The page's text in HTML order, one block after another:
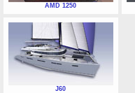
AMD 1250
J60